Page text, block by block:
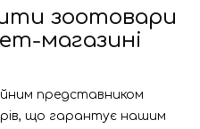
зоотовари
магазині
представником
що гарантує нашим